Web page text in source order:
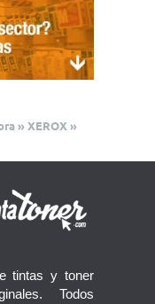
» XEROX »
tintas y toner
Todos